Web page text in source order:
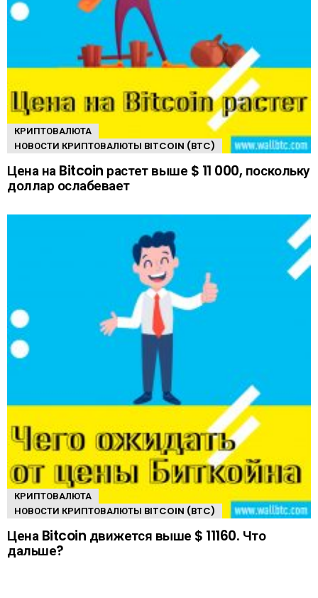
КРИПТОВАЛЮТА
НОВОСТИ КРИПТОВАЛЮТЫ BITCOIN (BTC)
Цена на Bitcoin растет выше $ 11 000, поскольку
доллар ослабевает
КРИПТОВАЛЮТА
НОВОСТИ КРИПТОВАЛЮТЫ BITCOIN (BTC)
Цена Bitcoin движется выше $ 11160. Что
дальше?